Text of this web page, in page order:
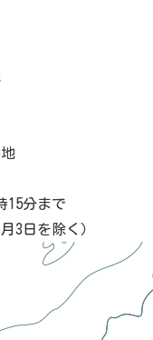
15分まで
3日を除く）